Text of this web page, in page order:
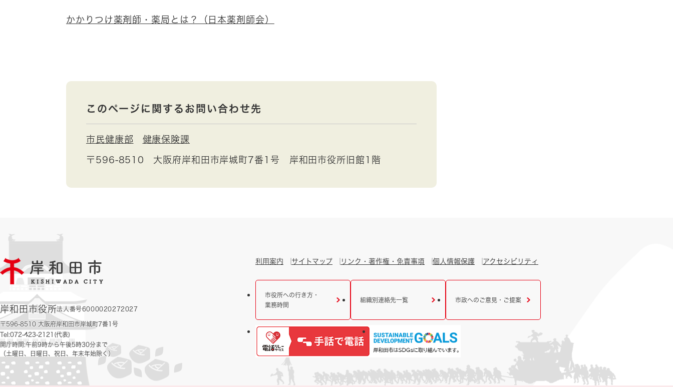
かかりつけ薬剤師・薬局とは？（日本薬剤師会）
このページに関するお問い合わせ先
市民健康部 健康保険課
〒596-8510 大阪府岸和田市岸城町7番1号 岸和田市役所旧館1階
岸和田市役所法人番号6000020272027
〒596-8510 大阪府岸和田市岸城町7番1号
Tel:072-423-2121(代表)
開庁時間:午前9時から午後5時30分まで
（土曜日、日曜日、祝日、年末年始除く）
利用案内 サイトマップ リンク・著作権・免責事項 個人情報保護 アクセシビリティ
市役所への行き方・
業務時間
組織別連絡先一覧 市政へのご意見・ご提案